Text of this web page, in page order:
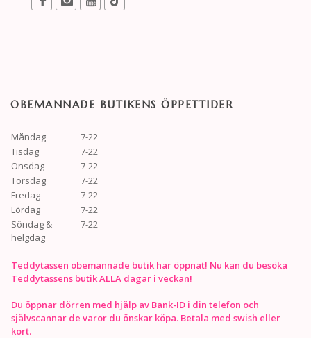
OBEMANNADE BUTIKENS ÖPPETTIDER
Måndag
7-22
Tisdag
7-22
Onsdag
7-22
Torsdag
7-22
Fredag
7-22
Lördag
7-22
Söndag &
helgdag
7-22
Teddytassen obemannade butik har öppnat! Nu kan du besöka
Teddytassens butik ALLA dagar i veckan!
Du öppnar dörren med hjälp av Bank-ID i din telefon och
självscannar de varor du önskar köpa. Betala med swish eller
kort.